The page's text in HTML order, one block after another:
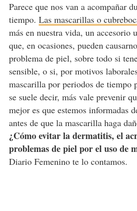
Parece que nos van a acompañar
tiempo. Las mascarillas o
más en nuestra vida, un accesorio
que, en ocasiones, pueden
problema de piel, sobre todo si
sensible, o si, por motivos
mascarilla por periodos de tiempo
se suele decir, más vale prevenir
mejor es que estemos informadas
antes de que la mascarilla haga
¿Cómo evitar la dermatitis, el
problemas de piel por el uso de
Diario Femenino te lo contamos.